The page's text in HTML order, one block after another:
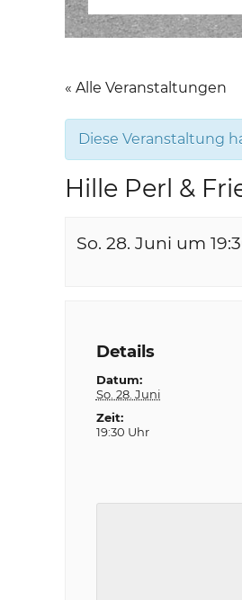
« Alle Veranstaltungen
Diese Veranstaltung
Hille Perl &
So. 28. Juni um
Details
Datum:
So. 28. Juni
Zeit:
19:30 Uhr